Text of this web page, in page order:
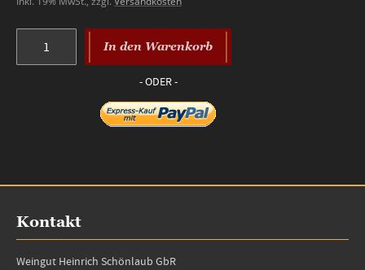
In den Warenkorb
Kontakt
Weingut Heinrich Schönlaub GbR